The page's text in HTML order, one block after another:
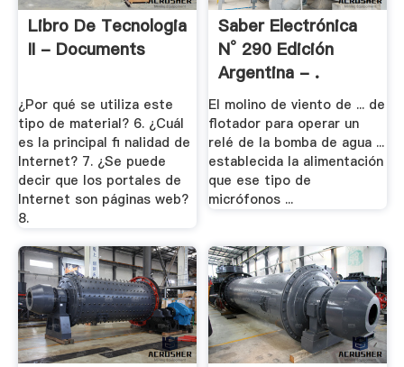
Libro De Tecnologia
II - Documents
¿Por qué se utiliza este
tipo de material? 6. ¿Cuál
es la principal fi nalidad de
Internet? 7. ¿Se puede
decir que los portales de
Internet son páginas web?
8.
Saber Electrónica
N° 290 Edición
Argentina - .
El molino de viento de ... de
flotador para operar un
relé de la bomba de agua ...
establecida la alimentación
que ese tipo de
micrófonos ...